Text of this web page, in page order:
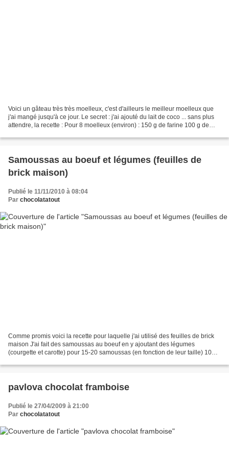
Voici un gâteau très très moelleux, c'est d'ailleurs le meilleur moelleux que
j'ai mangé jusqu'à ce jour. Le secret : j'ai ajouté du lait de coco ... sans plus
attendre, la recette : Pour 8 moelleux (environ) : 150 g de farine 100 g de
Samoussas au boeuf et légumes (feuilles de
brick maison)
Publié le 11/11/2010 à 08:04
Par chocolatatout
Comme promis voici la recette pour laquelle j'ai utilisé des feuilles de brick
maison J'ai fait des samoussas au boeuf en y ajoutant des légumes
(courgette et carotte) pour 15-20 samoussas (en fonction de leur taille) 10
pavlova chocolat framboise
Publié le 27/04/2009 à 21:00
Par chocolatatout